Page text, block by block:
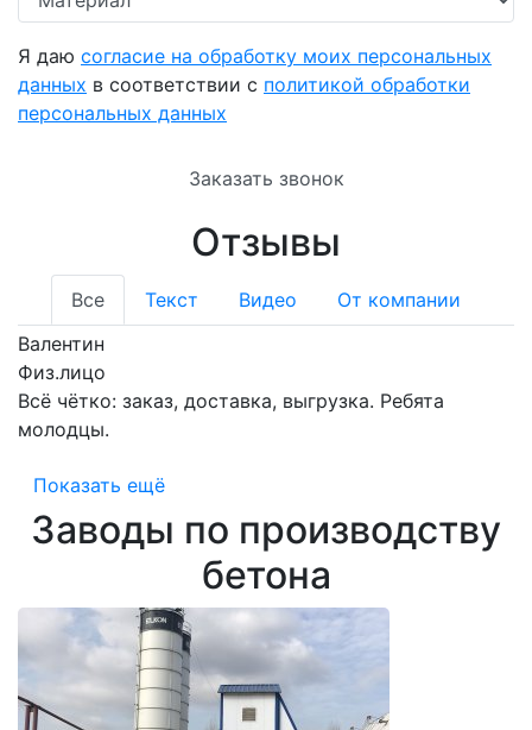
Я даю согласие на обработку моих персональных
данных в соответствии с политикой обработки
персональных данных
Заказать звонок
Отзывы
Все Текст Видео
От компании
Валентин
Физ.лицо
Всё чётко: заказ, доставка, выгрузка. Ребята
молодцы.
Показать ещё
Заводы по производству
бетона